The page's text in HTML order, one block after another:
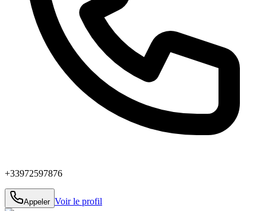
+33972597876
Appeler Voir le profil